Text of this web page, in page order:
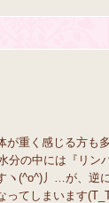
重く感じる方も
分の中には『リン
ヽ(^o^)丿…が、逆
てしまいます